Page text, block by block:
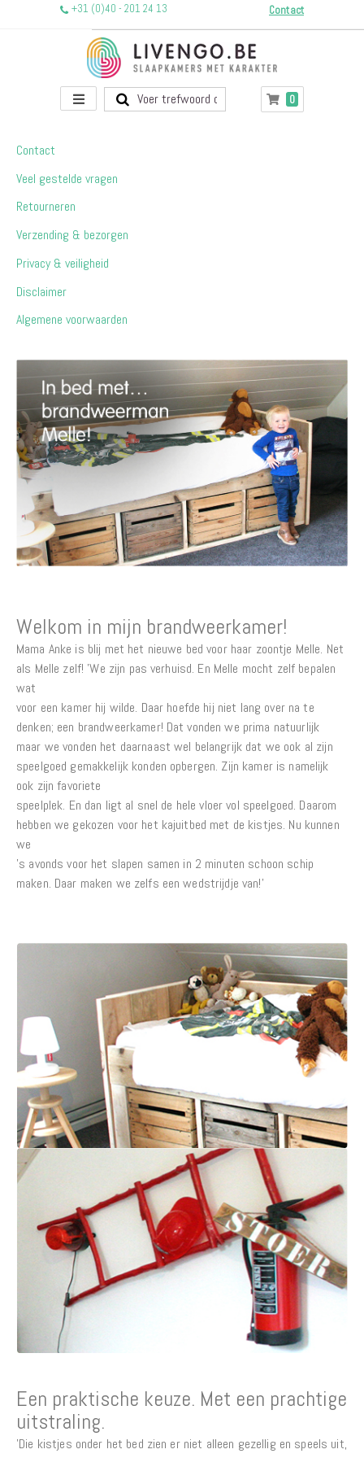
+31 (0)40 - 201 24 13 Contact
Toggle
Winkelwagen
0producten
Contact
Veel gestelde vragen
Retourneren
Verzending & bezorgen
Privacy & veiligheid
Disclaimer
Algemene voorwaarden
Welkom in mijn brandweerkamer!
Mama Anke is blij met het nieuwe bed voor haar zoontje Melle. Net
als Melle zelf! 'We zijn pas verhuisd. En Melle mocht zelf bepalen
wat
voor een kamer hij wilde. Daar hoefde hij niet lang over na te
denken; een brandweerkamer! Dat vonden we prima natuurlijk
maar we vonden het daarnaast wel belangrijk dat we ook al zijn
speelgoed gemakkelijk konden opbergen. Zijn kamer is namelijk
ook zijn favoriete
speelplek. En dan ligt al snel de hele vloer vol speelgoed. Daarom
hebben we gekozen voor het kajuitbed met de kistjes. Nu kunnen
we
’s avonds voor het slapen samen in 2 minuten schoon schip
maken. Daar maken we zelfs een wedstrijdje van!'
Een praktische keuze. Met een prachtige
uitstraling.
'Die kistjes onder het bed zien er niet alleen gezellig en speels uit,